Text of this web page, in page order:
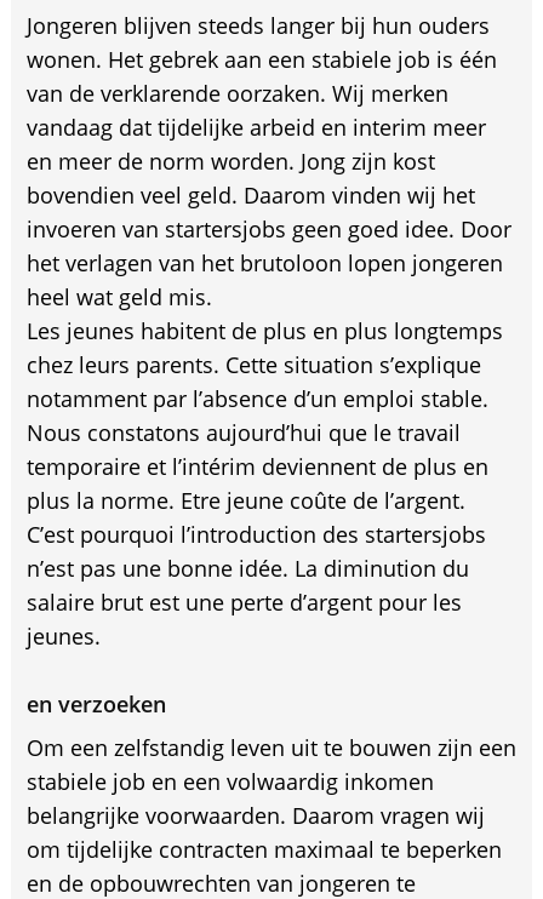
Jongeren blijven steeds langer bij hun ouders
wonen. Het gebrek aan een stabiele job is één
van de verklarende oorzaken. Wij merken
vandaag dat tijdelijke arbeid en interim meer
en meer de norm worden. Jong zijn kost
bovendien veel geld. Daarom vinden wij het
invoeren van startersjobs geen goed idee. Door
het verlagen van het brutoloon lopen jongeren
heel wat geld mis.
Les jeunes habitent de plus en plus longtemps
chez leurs parents. Cette situation s’explique
notamment par l’absence d’un emploi stable.
Nous constatons aujourd’hui que le travail
temporaire et l’intérim deviennent de plus en
plus la norme. Etre jeune coûte de l’argent.
C’est pourquoi l’introduction des startersjobs
n’est pas une bonne idée. La diminution du
salaire brut est une perte d’argent pour les
jeunes.
en verzoeken
Om een zelfstandig leven uit te bouwen zijn een
stabiele job en een volwaardig inkomen
belangrijke voorwaarden. Daarom vragen wij
om tijdelijke contracten maximaal te beperken
en de opbouwrechten van jongeren te